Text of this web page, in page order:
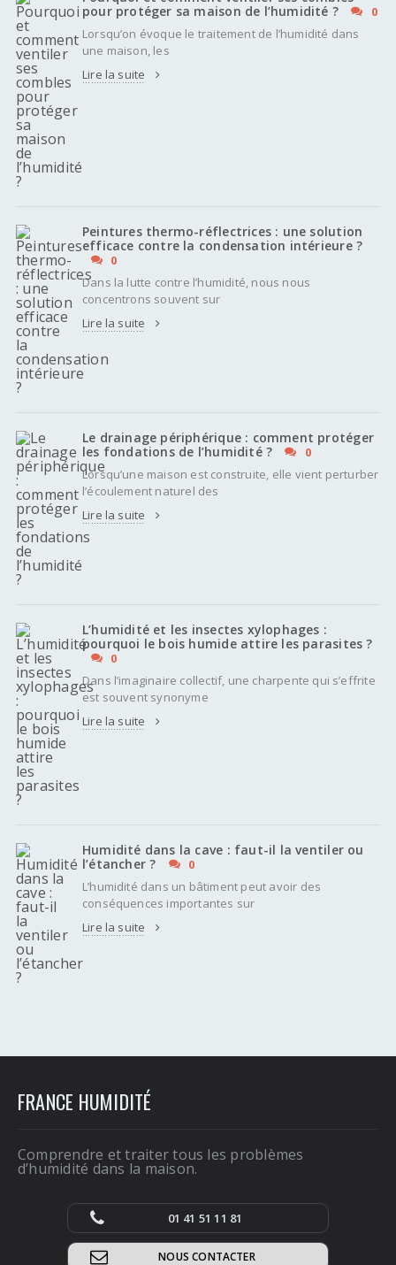
pour protéger sa maison de l’humidité ?
0
Lorsqu’on évoque le traitement de l’humidité dans
une maison, les
Lire la suite
Peintures thermo-réflectrices : une solution
efficace contre la condensation intérieure ?
0
Dans la lutte contre l’humidité, nous nous
concentrons souvent sur
Lire la suite
Le drainage périphérique : comment protéger
les fondations de l’humidité ?
0
Lorsqu’une maison est construite, elle vient perturber
l’écoulement naturel des
Lire la suite
L’humidité et les insectes xylophages :
pourquoi le bois humide attire les parasites ?
0
Dans l’imaginaire collectif, une charpente qui s’effrite
est souvent synonyme
Lire la suite
Humidité dans la cave : faut-il la ventiler ou
l’étancher ?
0
L’humidité dans un bâtiment peut avoir des
conséquences importantes sur
Lire la suite
FRANCE HUMIDITÉ
Comprendre et traiter tous les problèmes
d’humidité dans la maison.
01 41 51 11 81
NOUS CONTACTER